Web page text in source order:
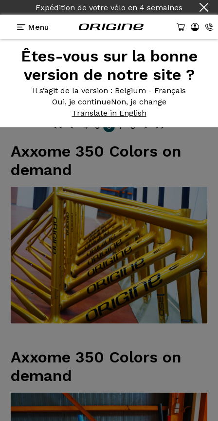
Expédition de votre vélo en 4 semaines
Menu
Êtes-vous sur la bonne
version de notre site ?
Il s’agit de la version : Belgium - Français
Oui, je continueNon, je change
Translate in English
Photos desvélos Origine
<<< 4 5 6 7 8 >>>
Axxome 350 Colors on
demand
Axxome 350 Colors on
demand